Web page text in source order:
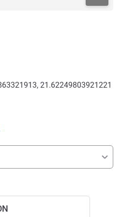
21.62249803921221